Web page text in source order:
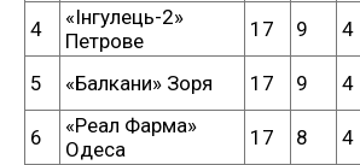
4
«Інгулець-2»
Петрове
17 9 4
5 «Балкани» Зоря 17 9 4
6
«Реал Фарма»
Одеса
17 8 4